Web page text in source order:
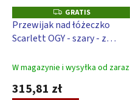
G
R
A
T
GRATIS
Przewijak nad łóżeczko
Scarlett OGY - szary - z
Słoń - beżowy
W magazynie i wysyłka od zaraz
315,81 zł